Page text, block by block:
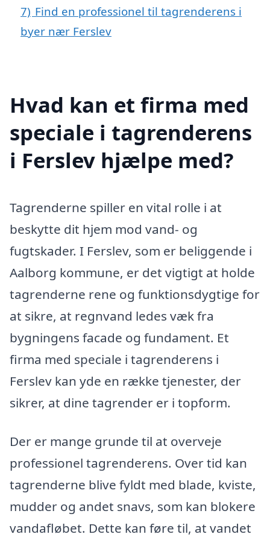
7) Find en professionel til tagrenderens i
byer nær Ferslev
Hvad kan et firma med
speciale i tagrenderens
i Ferslev hjælpe med?
Tagrenderne spiller en vital rolle i at
beskytte dit hjem mod vand- og
fugtskader. I Ferslev, som er beliggende i
Aalborg kommune, er det vigtigt at holde
tagrenderne rene og funktionsdygtige for
at sikre, at regnvand ledes væk fra
bygningens facade og fundament. Et
firma med speciale i tagrenderens i
Ferslev kan yde en række tjenester, der
sikrer, at dine tagrender er i topform.
Der er mange grunde til at overveje
professionel tagrenderens. Over tid kan
tagrenderne blive fyldt med blade, kviste,
mudder og andet snavs, som kan blokere
vandafløbet. Dette kan føre til, at vandet